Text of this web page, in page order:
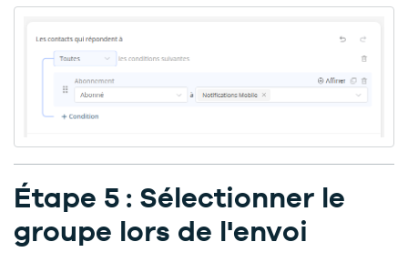
Étape 5 : Sélectionner le
groupe lors de l'envoi